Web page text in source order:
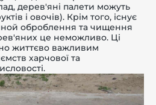
дерев'яні палети можуть
і овочів). Крім того, існує
оброблення та чищення
це неможливо. Ці
життєво важливим
харчової та